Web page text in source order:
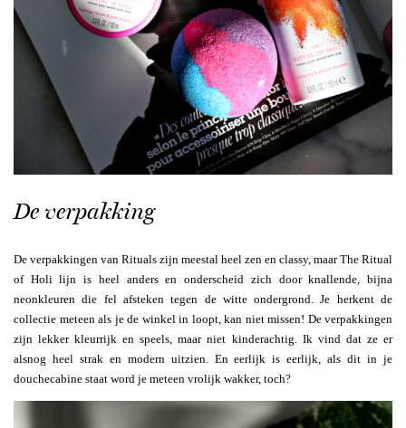
De verpakking
De verpakkingen van Rituals zijn meestal heel zen en classy, maar The Ritual
of Holi lijn is heel anders en onderscheid zich door knallende, bijna
neonkleuren die fel afsteken tegen de witte ondergrond. Je herkent de
collectie meteen als je de winkel in loopt, kan niet missen! De verpakkingen
zijn lekker kleurrijk en speels, maar niet kinderachtig. Ik vind dat ze er
alsnog heel strak en modern uitzien. En eerlijk is eerlijk, als dit in je
douchecabine staat word je meteen vrolijk wakker, toch?